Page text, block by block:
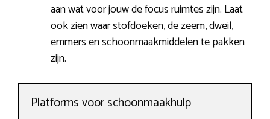
aan wat voor jouw de focus ruimtes zijn. Laat
ook zien waar stofdoeken, de zeem, dweil,
emmers en schoonmaakmiddelen te pakken
zijn.
Platforms voor schoonmaakhulp